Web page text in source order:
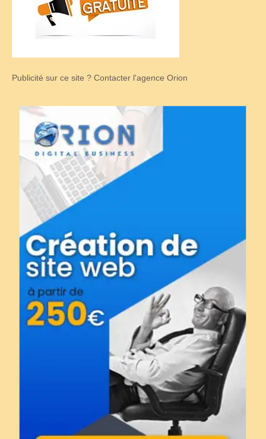
Publicité sur ce site ? Contacter l'agence Orion